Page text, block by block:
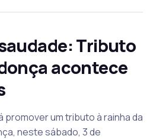
Tributo
acontece
promover um tributo à rainha da
neste sábado, 3 de